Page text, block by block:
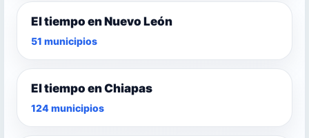
El tiempo en Nuevo León
51 municipios
El tiempo en Chiapas
124 municipios